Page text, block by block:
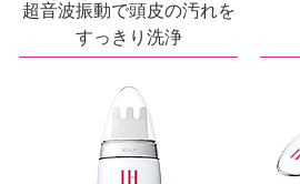
超音波振動で頭皮の汚れを
すっきり洗浄